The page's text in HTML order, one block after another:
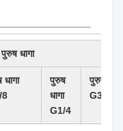
धागा
8
पुरुष
धागा
G1/4
पुरुष धागा
G3/8